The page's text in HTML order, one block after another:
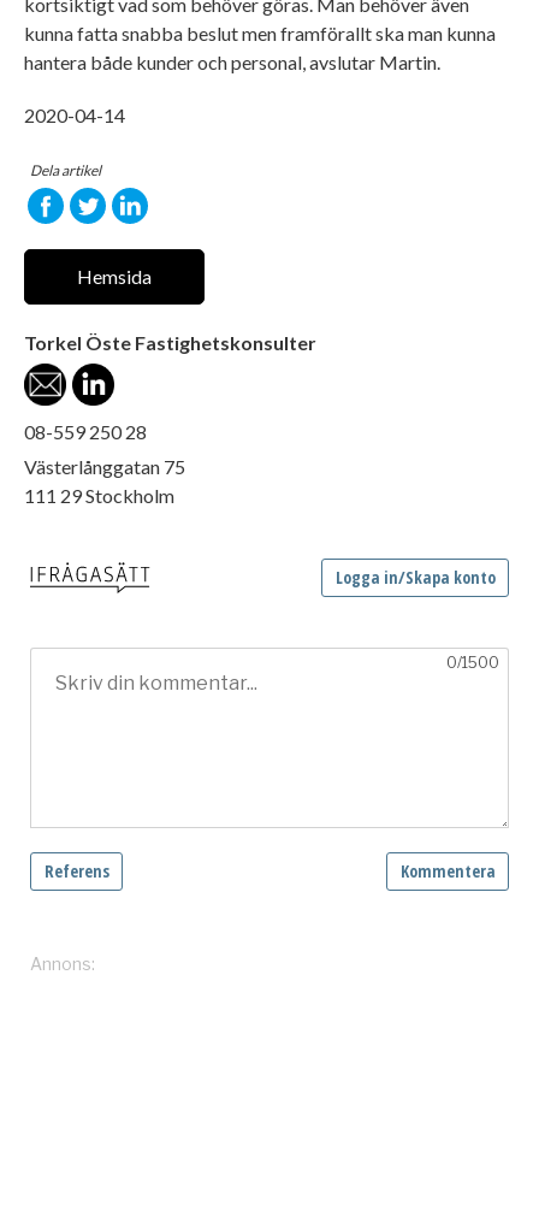
kunna fatta snabba beslut men framförallt ska man kunna
hantera både kunder och personal, avslutar Martin.
2020-04-14
Dela artikel
Hemsida
Torkel Öste Fastighetskonsulter
08-559 250 28
Västerlånggatan 75
111 29 Stockholm